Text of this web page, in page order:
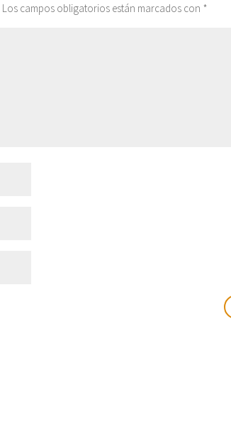
Los campos obligatorios están marcados con *